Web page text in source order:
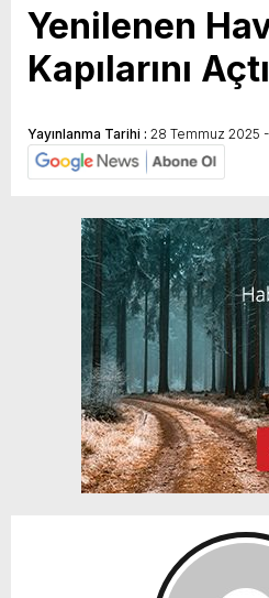
Yenilenen
Kapılarını Açtı
Yayınlanma Tarihi : 28 Temmuz 2025